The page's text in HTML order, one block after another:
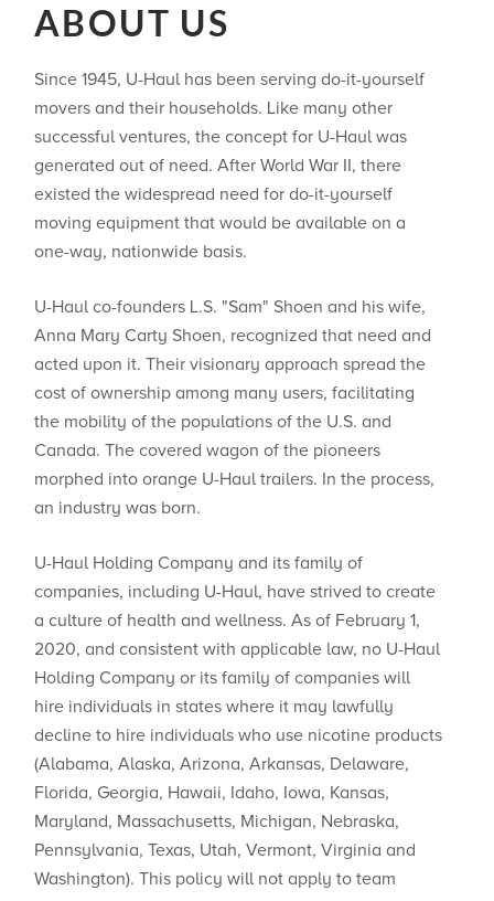
ABOUT US
Since 1945, U-Haul has been serving do-it-yourself
movers and their households. Like many other
successful ventures, the concept for U-Haul was
generated out of need. After World War II, there
existed the widespread need for do-it-yourself
moving equipment that would be available on a
one-way, nationwide basis.
U-Haul co-founders L.S. "Sam" Shoen and his wife,
Anna Mary Carty Shoen, recognized that need and
acted upon it. Their visionary approach spread the
cost of ownership among many users, facilitating
the mobility of the populations of the U.S. and
Canada. The covered wagon of the pioneers
morphed into orange U-Haul trailers. In the process,
an industry was born.
U-Haul Holding Company and its family of
companies, including U-Haul, have strived to create
a culture of health and wellness. As of February 1,
2020, and consistent with applicable law, no U-Haul
Holding Company or its family of companies will
hire individuals in states where ​it may lawfully
decline to hire individuals who use nicotine products
(Alabama, Alaska, Arizona, Arkansas, Delaware,
Florida, Georgia, Hawaii, Idaho, Iowa, Kansas,
Maryland, Massachusetts, Michigan, Nebraska,
Pennsylvania, Texas, Utah, Vermont, Virginia and
Washington). This policy will not apply to team